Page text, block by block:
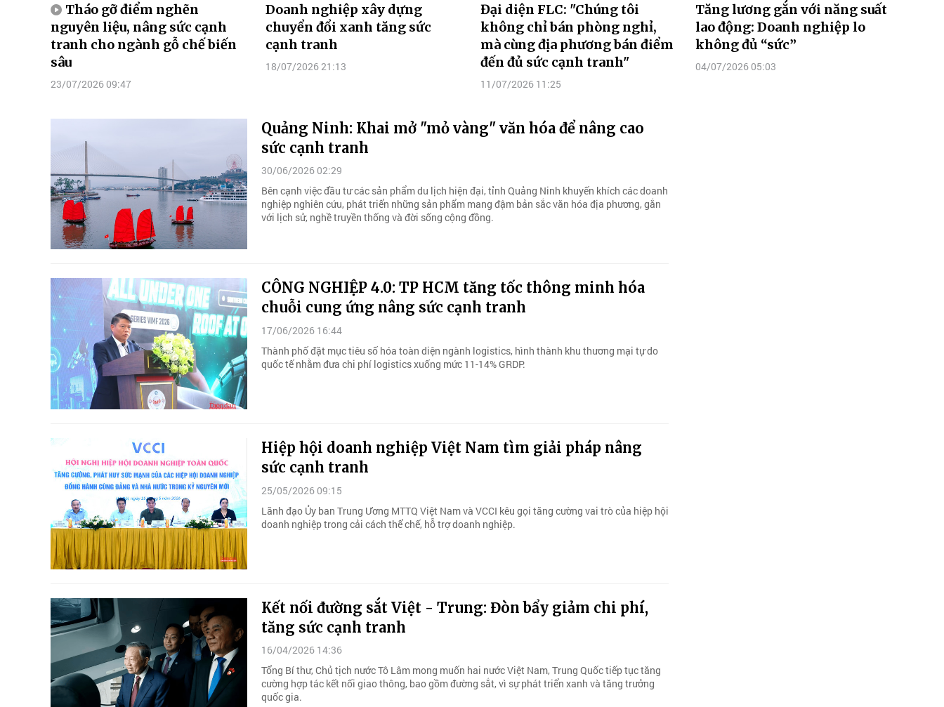
Tháo gỡ điểm nghẽn
nguyên liệu, nâng sức cạnh
tranh cho ngành gỗ chế biến
sâu
23/07/2026 09:47
Doanh nghiệp xây dựng
chuyển đổi xanh tăng sức
cạnh tranh
18/07/2026 21:13
Đại diện FLC: "Chúng tôi
không chỉ bán phòng nghỉ,
mà cùng địa phương bán điểm
đến đủ sức cạnh tranh"
11/07/2026 11:25
Tăng lương gắn với năng suất
lao động: Doanh nghiệp lo
không đủ “sức”
04/07/2026 05:03
Quảng Ninh: Khai mở "mỏ vàng" văn hóa để nâng cao
sức cạnh tranh
30/06/2026 02:29
Bên cạnh việc đầu tư các sản phẩm du lịch hiện đại, tỉnh Quảng Ninh khuyến khích các doanh
nghiệp nghiên cứu, phát triển những sản phẩm mang đậm bản sắc văn hóa địa phương, gắn
với lịch sử, nghề truyền thống và đời sống cộng đồng.
CÔNG NGHIỆP 4.0: TP HCM tăng tốc thông minh hóa
chuỗi cung ứng nâng sức cạnh tranh
17/06/2026 16:44
Thành phố đặt mục tiêu số hóa toàn diện ngành logistics, hình thành khu thương mại tự do
quốc tế nhằm đưa chi phí logistics xuống mức 11-14% GRDP.
Hiệp hội doanh nghiệp Việt Nam tìm giải pháp nâng
sức cạnh tranh
25/05/2026 09:15
Lãnh đạo Ủy ban Trung Ương MTTQ Việt Nam và VCCI kêu gọi tăng cường vai trò của hiệp hội
doanh nghiệp trong cải cách thể chế, hỗ trợ doanh nghiệp.
Kết nối đường sắt Việt - Trung: Đòn bẩy giảm chi phí,
tăng sức cạnh tranh
16/04/2026 14:36
Tổng Bí thư, Chủ tịch nước Tô Lâm mong muốn hai nước Việt Nam, Trung Quốc tiếp tục tăng
cường hợp tác kết nối giao thông, bao gồm đường sắt, vì sự phát triển xanh và tăng trưởng
quốc gia.